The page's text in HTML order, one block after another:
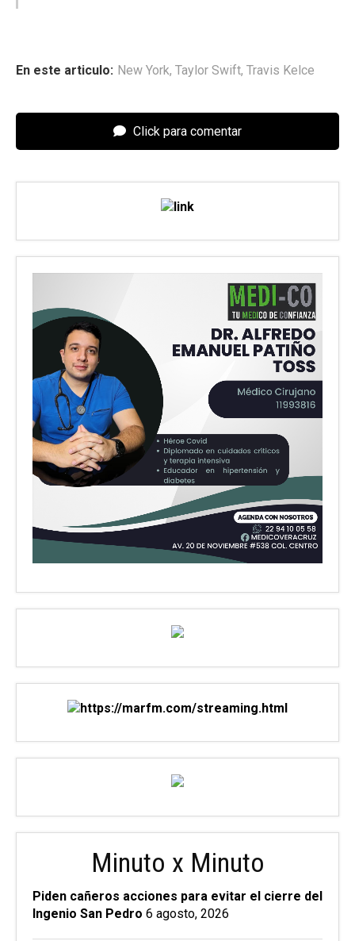
En este articulo: New York, Taylor Swift, Travis Kelce
Click para comentar
Minuto x Minuto
Piden cañeros acciones para evitar el cierre del
Ingenio San Pedro 6 agosto, 2026